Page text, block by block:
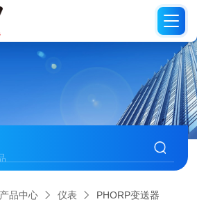
产品中心 仪表 PHORP变送器